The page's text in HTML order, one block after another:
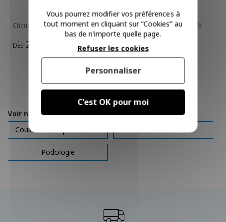
Chaussure de Marche basse
DÈS 28,05 €
Attelle de Genou GENUFLEX
Rom Articulée
102,29 €
Voir nos autres pages :
Coussinets et protections
Podologie
Vous pourrez modifier vos préférences à
tout moment en cliquant sur “Cookies” au
bas de n'importe quelle page.
C'est OK pour moi
Refuser les cookies
Personnaliser